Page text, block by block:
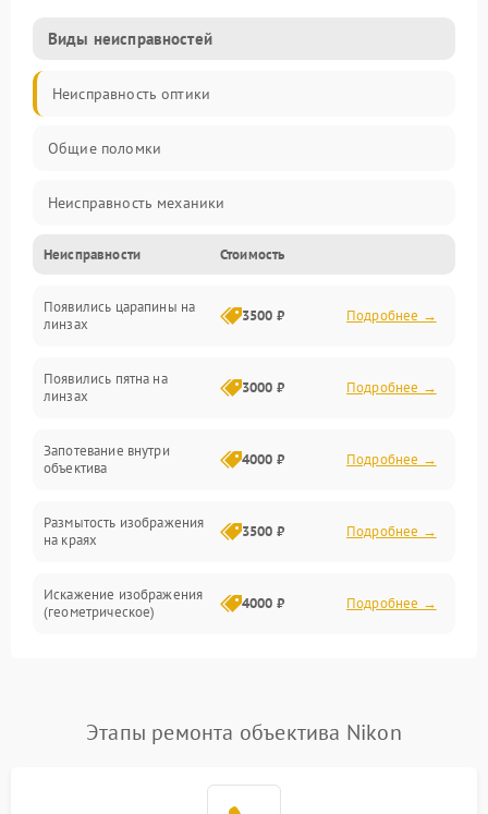
Виды неисправностей
Неисправность оптики
Общие поломки
Неисправность механики
Неисправность электроники (если объектив с мотором/
Прочие неисправности
Неисправности Стоимость
Появились царапины на
линзах
3500 ₽ Подробнее →
Появились пятна на
линзах
3000 ₽ Подробнее →
Запотевание внутри
объектива
4000 ₽ Подробнее →
Размытость изображения
на краях
3500 ₽ Подробнее →
Искажение изображения
(геометрическое)
4000 ₽ Подробнее →
Проблемы с резкостью
Этапы ремонта объектива Nikon